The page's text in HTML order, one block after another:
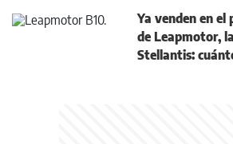
Ya venden en el
de Leapmotor,
Stellantis: